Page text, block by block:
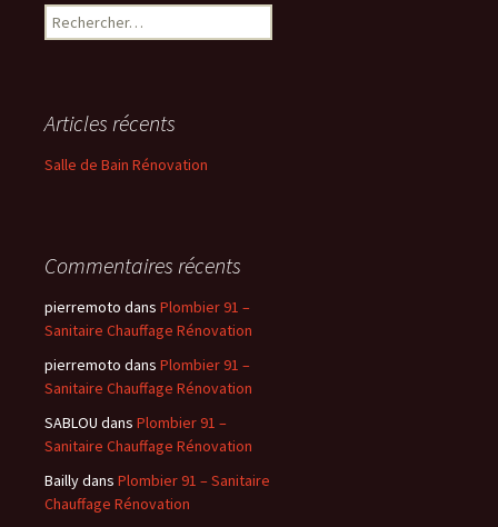
Rechercher :
Articles récents
Salle de Bain Rénovation
Commentaires récents
pierremoto dans Plombier 91 –
Sanitaire Chauffage Rénovation
pierremoto dans Plombier 91 –
Sanitaire Chauffage Rénovation
SABLOU dans Plombier 91 –
Sanitaire Chauffage Rénovation
Baillydans Plombier 91 – Sanitaire
Chauffage Rénovation